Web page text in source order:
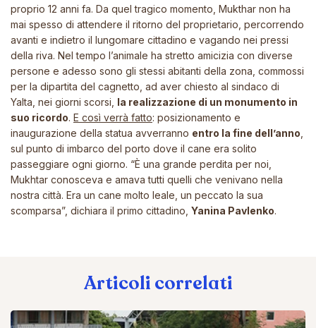
proprio 12 anni fa. Da quel tragico momento, Mukthar non ha
mai spesso di attendere il ritorno del proprietario, percorrendo
avanti e indietro il lungomare cittadino e vagando nei pressi
della riva. Nel tempo l’animale ha stretto amicizia con diverse
persone e adesso sono gli stessi abitanti della zona, commossi
per la dipartita del cagnetto, ad aver chiesto al sindaco di
Yalta, nei giorni scorsi, la realizzazione di un monumento in
suo ricordo. E così verrà fatto: posizionamento e
inaugurazione della statua avverranno entro la fine dell’anno
sul punto di imbarco del porto dove il cane era solito
passeggiare ogni giorno. “È una grande perdita per noi,
Mukhtar conosceva e amava tutti quelli che venivano nella
nostra città. Era un cane molto leale, un peccato la sua
scomparsa”, dichiara il primo cittadino, Yanina Pavlenko.
Articoli correlati